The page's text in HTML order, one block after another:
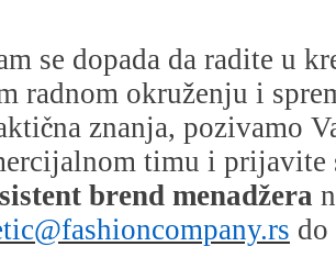
sе dopada da radite u
radnom okruženju i
čna znanja, pozivamo
timu i prijavite
brend menadžera
do